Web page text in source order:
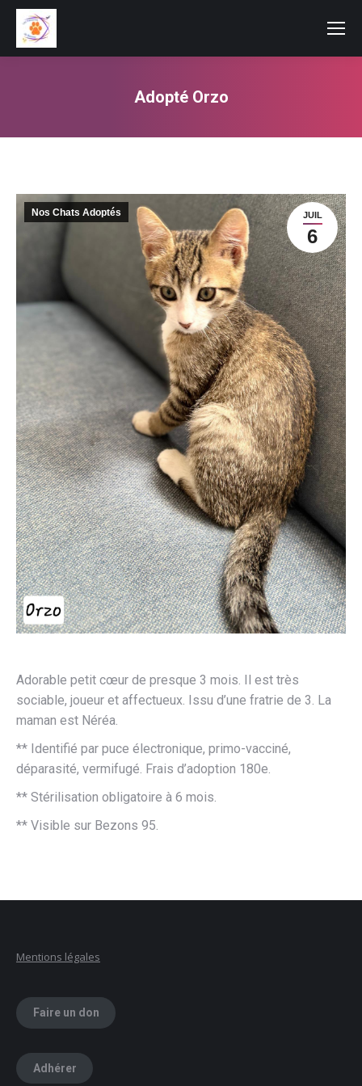
Adopté Orzo
JUIL
6
Nos Chats Adoptés
Adorable petit cœur de presque 3 mois. Il est très
sociable, joueur et affectueux. Issu d’une fratrie de 3. La
maman est Néréa.
** Identifié par puce électronique, primo-vacciné,
déparasité, vermifugé. Frais d’adoption 180e.
** Stérilisation obligatoire à 6 mois.
** Visible sur Bezons 95.
Mentions légales
Faire un don
Adhérer